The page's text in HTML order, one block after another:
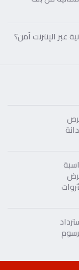
عبر الإنترنت آمن؟